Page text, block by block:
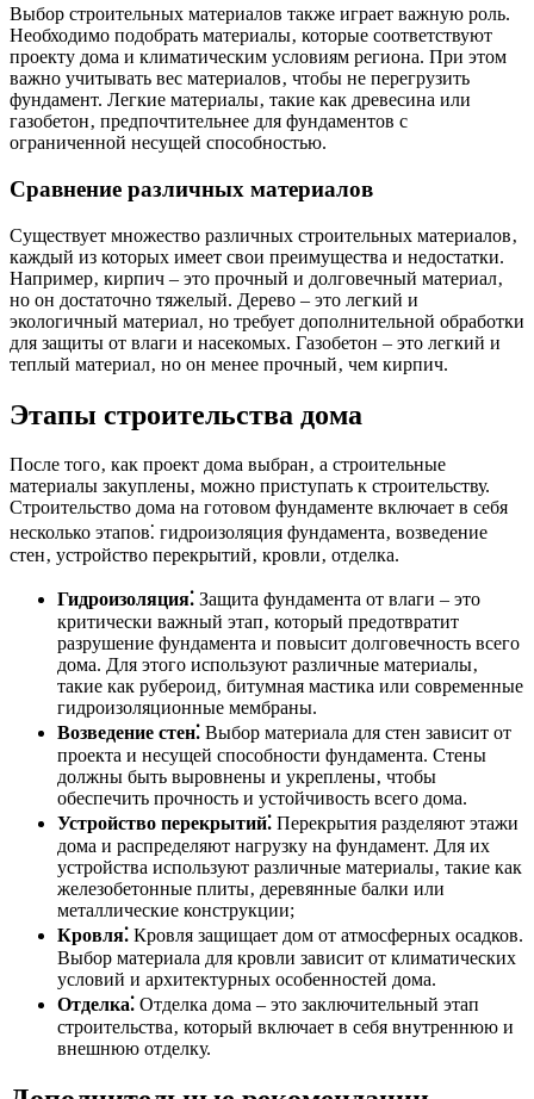
Выбор строительных материалов также играет важную роль.
Необходимо подобрать материалы‚ которые соответствуют
проекту дома и климатическим условиям региона. При этом
важно учитывать вес материалов‚ чтобы не перегрузить
фундамент. Легкие материалы‚ такие как древесина или
газобетон‚ предпочтительнее для фундаментов с
ограниченной несущей способностью.
Сравнение различных материалов
Существует множество различных строительных материалов‚
каждый из которых имеет свои преимущества и недостатки.
Например‚ кирпич – это прочный и долговечный материал‚
но он достаточно тяжелый. Дерево – это легкий и
экологичный материал‚ но требует дополнительной обработки
для защиты от влаги и насекомых. Газобетон – это легкий и
теплый материал‚ но он менее прочный‚ чем кирпич.
Этапы строительства дома
После того‚ как проект дома выбран‚ а строительные
материалы закуплены‚ можно приступать к строительству.
Строительство дома на готовом фундаменте включает в себя
несколько этапов⁚ гидроизоляция фундамента‚ возведение
стен‚ устройство перекрытий‚ кровли‚ отделка.
Гидроизоляция⁚ Защита фундамента от влаги – это
критически важный этап‚ который предотвратит
разрушение фундамента и повысит долговечность всего
дома. Для этого используют различные материалы‚
такие как рубероид‚ битумная мастика или современные
гидроизоляционные мембраны.
Возведение стен⁚ Выбор материала для стен зависит от
проекта и несущей способности фундамента. Стены
должны быть выровнены и укреплены‚ чтобы
обеспечить прочность и устойчивость всего дома.
Устройство перекрытий⁚ Перекрытия разделяют этажи
дома и распределяют нагрузку на фундамент. Для их
устройства используют различные материалы‚ такие как
железобетонные плиты‚ деревянные балки или
металлические конструкции;
Кровля⁚ Кровля защищает дом от атмосферных осадков.
Выбор материала для кровли зависит от климатических
условий и архитектурных особенностей дома.
Отделка⁚ Отделка дома – это заключительный этап
строительства‚ который включает в себя внутреннюю и
внешнюю отделку.